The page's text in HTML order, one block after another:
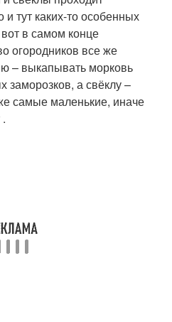
и тут каких-то особенных
в самом конце
огородников все же
– выкапывать морковь
а свёклу –
самые маленькие, иначе